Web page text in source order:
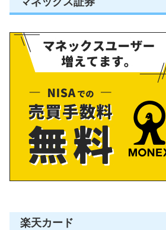
楽天カード